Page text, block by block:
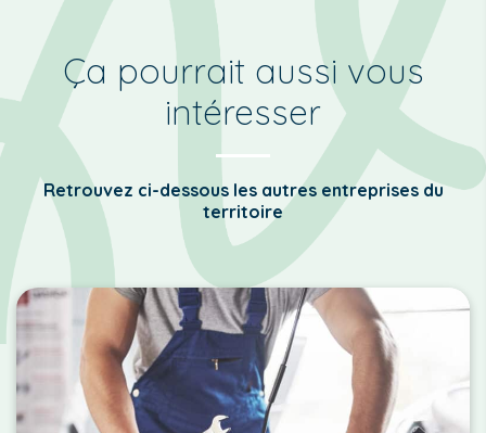
Ça pourrait aussi vous
intéresser
Retrouvez ci-dessous les autres entreprises du
territoire